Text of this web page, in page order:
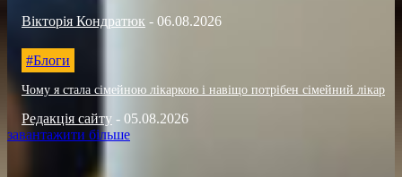
Вікторія Кондратюк - 06.08.2026
#Блоги
Чому я стала сімейною лікаркою і навіщо потрібен сімейний лікар
Редакція сайту - 05.08.2026
завантажити більше